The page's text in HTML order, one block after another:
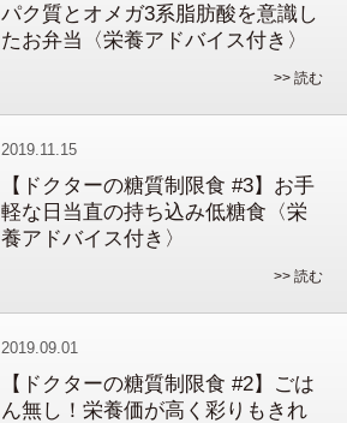
パク質とオメガ3系脂肪酸を意識し
たお弁当〈栄養アドバイス付き〉
>> 読む
2019.11.15
【ドクターの糖質制限食 #3】お手
軽な日当直の持ち込み低糖食〈栄
養アドバイス付き〉
>> 読む
2019.09.01
【ドクターの糖質制限食 #2】ごは
ん無し！栄養価が高く彩りもきれ